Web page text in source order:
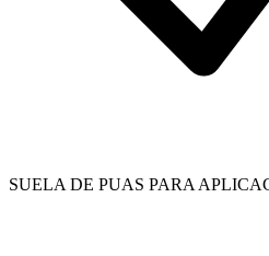
SUELA DE PUAS PARA